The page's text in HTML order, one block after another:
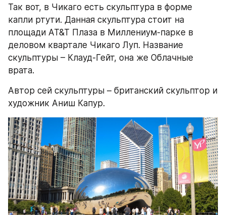
Так вот, в Чикаго есть скульптура в форме
капли ртути. Данная скульптура стоит на
площади AT&T Плаза в Миллениум-парке в
деловом квартале Чикаго Луп. Название
скульптуры – Клауд-Гейт, она же Облачные
врата.
Автор сей скульптуры – британский скульптор и
художник Аниш Капур.